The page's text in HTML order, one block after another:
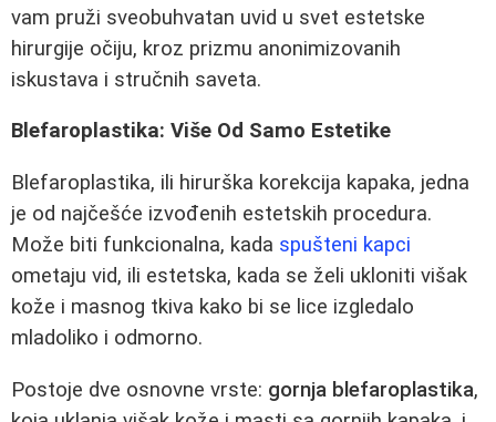
vam pruži sveobuhvatan uvid u svet estetske
hirurgije očiju, kroz prizmu anonimizovanih
iskustava i stručnih saveta.
Blefaroplastika: Više Od Samo Estetike
Blefaroplastika, ili hirurška korekcija kapaka, jedna
je od najčešće izvođenih estetskih procedura.
Može biti funkcionalna, kada spušteni kapci
ometaju vid, ili estetska, kada se želi ukloniti višak
kože i masnog tkiva kako bi se lice izgledalo
mladoliko i odmorno.
Postoje dve osnovne vrste: gornja blefaroplastika,